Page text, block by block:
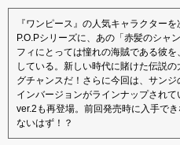
『ワンピース』の人気キャラクター
P.O.Pシリーズに、あの「赤髪のシャ
フィにとっては憧れの海賊である彼
している。新しい時代に賭けた伝説
グチャンスだ！さらに今回は、サン
インバージョンがラインナップされ
ver.2も再登場。前回発売時に入手で
ないはず！？